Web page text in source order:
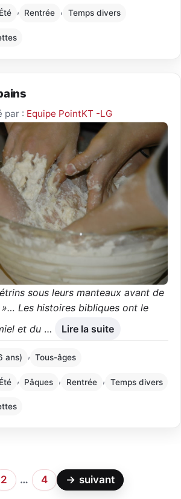
Été , Rentrée , Temps divers
par : Equipe PointKT -LG
sous leurs manteaux avant de
»… Les histoires bibliques ont le
et du … Lire la suite
ans) , Tous-âges
Été , Pâques , Rentrée , Temps divers
2 … 4 → suivant